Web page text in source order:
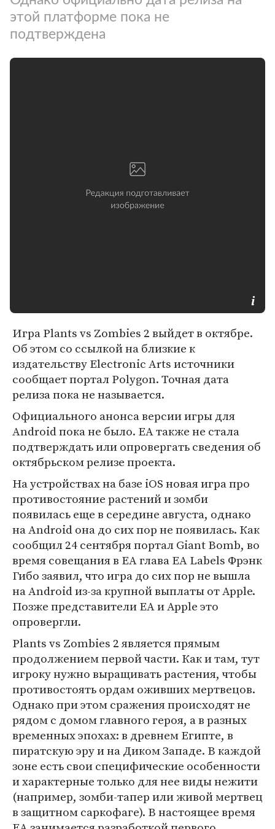
этой платформе пока не
подтверждена
Игра Plants vs Zombies 2 выйдет в октябре.
Об этом со ссылкой на близкие к
издательству Electronic Arts источники
сообщает портал Polygon. Точная дата
релиза пока не называется.
Официального анонса версии игры для
Android пока не было. EA также не стала
подтверждать или опровергать сведения об
октябрьском релизе проекта.
На устройствах на базе iOS новая игра про
противостояние растений и зомби
появилась еще в середине августа, однако
на Android она до сих пор не появилась. Как
сообщил 24 сентября портал Giant Bomb, во
время совещания в EA глава EA Labels Фрэнк
Гибо заявил, что игра до сих пор не вышла
на Android из-за крупной выплаты от Apple.
Позже представители EA и Apple это
опровергли.
Plants vs Zombies 2 является прямым
продолжением первой части. Как и там, тут
игроку нужно выращивать растения, чтобы
противостоять ордам оживших мертвецов.
Однако при этом сражения происходят не
рядом с домом главного героя, а в разных
временных эпохах: в древнем Египте, в
пиратскую эру и на Диком Западе. В каждой
зоне есть свои специфические особенности
и характерные только для нее виды нежити
(например, зомби-тапер или живой мертвец
в защитном саркофаге). В настоящее время